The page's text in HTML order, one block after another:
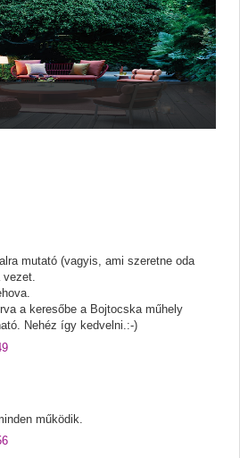
mutató (vagyis, ami szeretne oda
vezet.
a keresőbe a Bojtocska műhely
Nehéz így kedvelni.:-)
működik.